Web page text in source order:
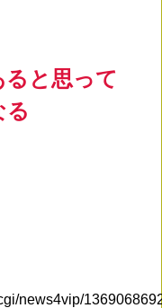
と思って
る
news4vip/